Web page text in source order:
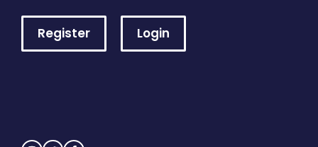
Register Login